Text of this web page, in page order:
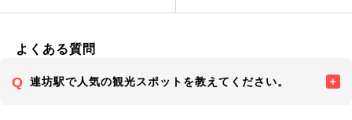
よくある質問
連坊駅で人気の観光スポットを教えてください。